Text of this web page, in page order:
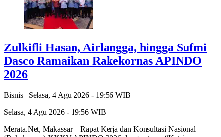
Zulkifli Hasan, Airlangga, hingga Sufmi
Dasco Ramaikan Rakekornas APINDO
2026
Bisnis | Selasa, 4 Agu 2026 - 19:56 WIB
Selasa, 4 Agu 2026 - 19:56 WIB
Merata.Net, Makassar – Rapat Kerja dan Konsultasi Nasional